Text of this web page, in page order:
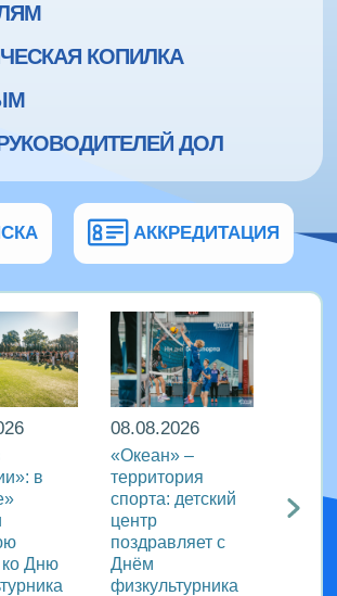
КОПИЛКА
ДОЛ
АККРЕДИТАЦИЯ
в
ко Дню
08.08.2026
«Океан» –
территория
спорта: детский
центр
поздравляет с
Днём
физкультурника